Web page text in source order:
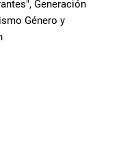
Generación
Género y